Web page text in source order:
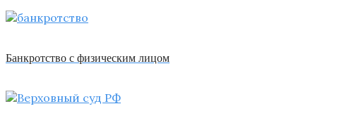
Банкротство с физическим лицом